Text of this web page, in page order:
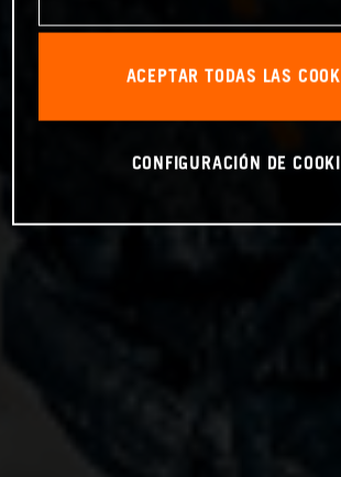
ACEPTAR TODAS LAS
CONFIGURACIÓN DE